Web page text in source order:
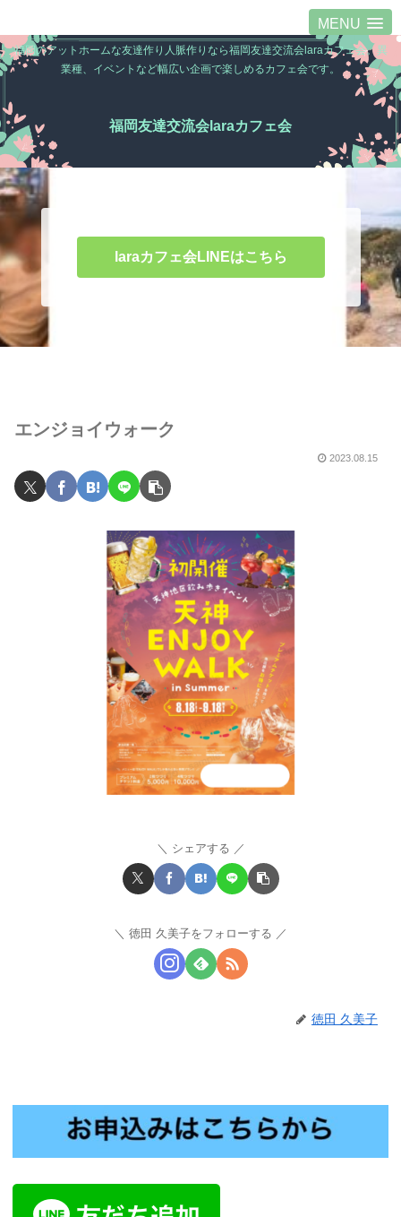
MENU
福岡のアットホームな友達作り人脈作りなら福岡友達交流会laraカフェ会。異
業種、イベントなど幅広い企画で楽しめるカフェ会です。
福岡友達交流会laraカフェ会
laraカフェ会LINEはこちら
エンジョイウォーク
2023.08.15
シェアする
徳田 久美子をフォローする
徳田 久美子